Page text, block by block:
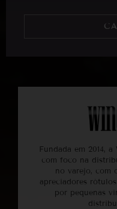
Fundada em 2014,
com foco na
no varejo, com
apreciadores
por pequenas